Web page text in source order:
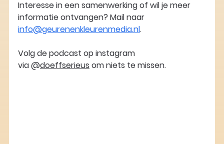
Interesse in een samenwerking of wil je meer
informatie ontvangen? Mail naar
info@geurenenkleurenmedia.nl.
Volg de podcast op instagram
via @doeffserieus om niets te missen.